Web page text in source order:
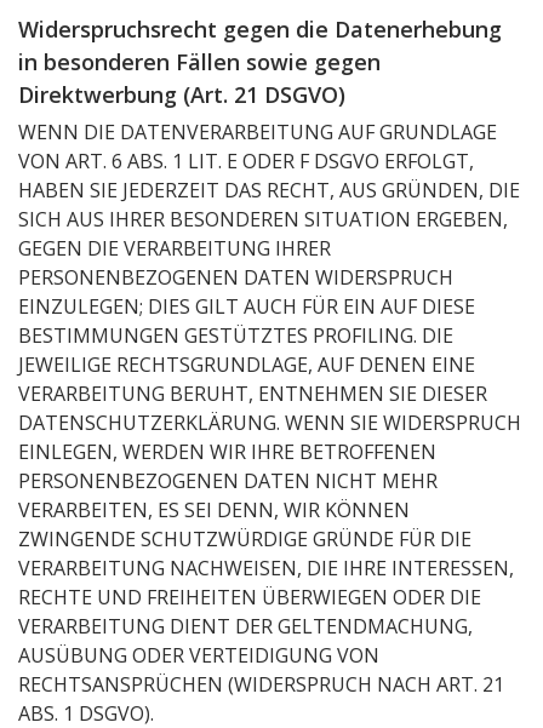
Widerspruchsrecht gegen die Datenerhebung
in besonderen Fällen sowie gegen
Direktwerbung (Art. 21 DSGVO)
WENN DIE DATENVERARBEITUNG AUF GRUNDLAGE
VON ART. 6 ABS. 1 LIT. E ODER F DSGVO ERFOLGT,
HABEN SIE JEDERZEIT DAS RECHT, AUS GRÜNDEN, DIE
SICH AUS IHRER BESONDEREN SITUATION ERGEBEN,
GEGEN DIE VERARBEITUNG IHRER
PERSONENBEZOGENEN DATEN WIDERSPRUCH
EINZULEGEN; DIES GILT AUCH FÜR EIN AUF DIESE
BESTIMMUNGEN GESTÜTZTES PROFILING. DIE
JEWEILIGE RECHTSGRUNDLAGE, AUF DENEN EINE
VERARBEITUNG BERUHT, ENTNEHMEN SIE DIESER
DATENSCHUTZERKLÄRUNG. WENN SIE WIDERSPRUCH
EINLEGEN, WERDEN WIR IHRE BETROFFENEN
PERSONENBEZOGENEN DATEN NICHT MEHR
VERARBEITEN, ES SEI DENN, WIR KÖNNEN
ZWINGENDE SCHUTZWÜRDIGE GRÜNDE FÜR DIE
VERARBEITUNG NACHWEISEN, DIE IHRE INTERESSEN,
RECHTE UND FREIHEITEN ÜBERWIEGEN ODER DIE
VERARBEITUNG DIENT DER GELTENDMACHUNG,
AUSÜBUNG ODER VERTEIDIGUNG VON
RECHTSANSPRÜCHEN (WIDERSPRUCH NACH ART. 21
ABS. 1 DSGVO).